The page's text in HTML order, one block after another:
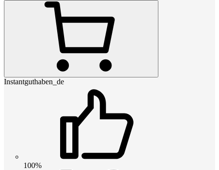
Instantguthaben_de
100%